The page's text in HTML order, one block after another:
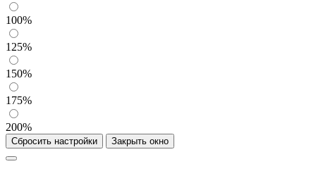
100%
125%
150%
175%
200%
Сбросить настройки Закрыть окно